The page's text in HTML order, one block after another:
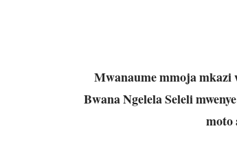
Mwanaume mmoja mkazi
Bwana Ngelela Seleli
moto